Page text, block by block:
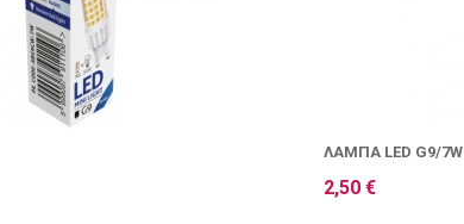
ΛΆΜΠΑ LED G9/7W
2,50 €